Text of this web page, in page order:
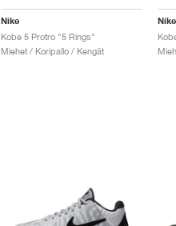
Nike
Kobe 5 Protro "5 Rings"
Miehet / Koripallo / Kengät
Nike